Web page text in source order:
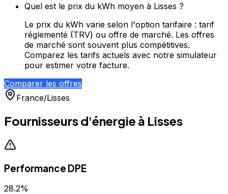
Quel est le prix du kWh moyen à Lisses ?
Le prix du kWh varie selon l'option tarifaire : tarif
réglementé (TRV) ou offre de marché. Les offres
de marché sont souvent plus compétitives.
Comparez les tarifs actuels avec notre simulateur
pour estimer votre facture.
Comparer les offres
France/Lisses
Fournisseurs d'énergie à Lisses
Performance DPE
28.2%